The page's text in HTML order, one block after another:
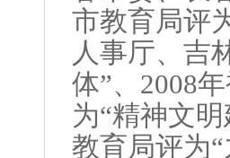
市教育局评
人事厅、吉
体”、 2008
为“精神文
教育局评为